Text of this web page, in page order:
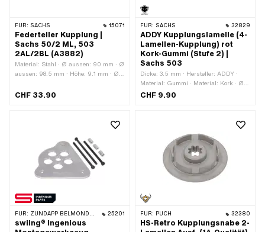
FÜR: SACHS 15071
Federteller Kupplung |
Sachs 50/2 ML, 503
2AL/2BL (A3882)
Material: Stahl · Ø aussen: 90 mm · Ø
aussen: 98.5 mm · Höhe: 9.1 mm · Ø
Standard · Pony OEM-Nr.: A3882 ·
CHF 33.90
FÜR: SACHS 32829
ADDY Kupplungslamelle (4-
Lamellen-Kupplung) rot
Kork-Gummi (Stufe 2) |
Sachs 503
Dicke: 3.5 mm · Hersteller: ADDY ·
Material: Gummi · Material: Kork · Ø
aussen: 94 mm · Aufnahmeart:
Stk. · Anwendungsbereich: Tuning
CHF 9.90
FÜR: ZÜNDAPP BELMONDO · ZÜNDAPP 25201
swiing® ingenious
FÜR: PUCH 32380
HS-Retro Kupplungsnabe 2-